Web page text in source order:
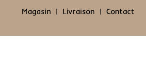
Magasin | Livraison| Contact